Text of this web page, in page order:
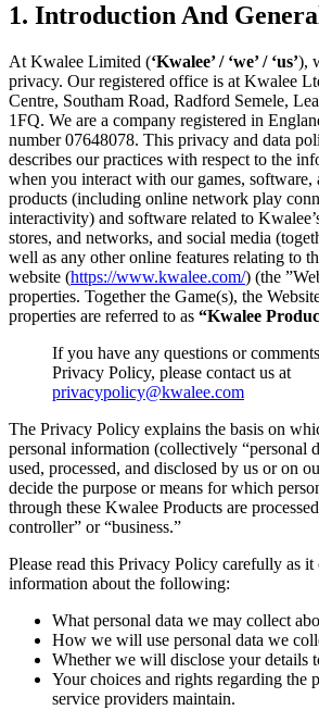
1. Introduction And
At Kwalee Limited (‘Kwalee’ / ‘we’ / ‘us’),
privacy. Our registered office is at Kwalee
Centre, Southam Road, Radford Semele,
1FQ. We are a company registered in
number 07648078. This privacy and data
describes our practices with respect to the
when you interact with our games, software,
products (including online network play
interactivity) and software related to
stores, and networks, and social media
well as any other online features relating to
website (https://www.kwalee.com/) (the
properties. Together the Game(s), the
properties are referred to as “Kwalee
If you have any questions or
Privacy Policy, please contact us at
privacypolicy@kwalee.com
The Privacy Policy explains the basis on
personal information (collectively “personal
used, processed, and disclosed by us or on
decide the purpose or means for which
through these Kwalee Products are
controller” or “business.”
Please read this Privacy Policy carefully as
information about the following:
What personal data we may collect
How we will use personal data we
Whether we will disclose your details
Your choices and rights regarding the
service providers maintain.